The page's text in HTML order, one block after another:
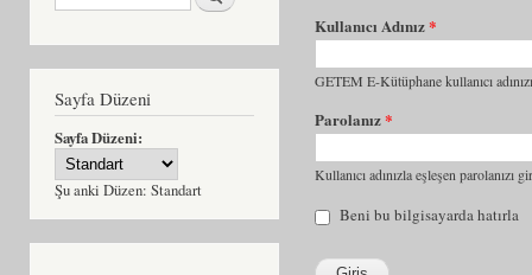
Sayfa Düzeni
Sayfa Düzeni:
Şu anki Düzen: Standart
Kullanıcı Adınız*
GETEM E-Kütüphane kullanıcı
Parolanız*
Kullanıcı adınızla eşleşen parolanızı
Beni bu bilgisayarda hatırla